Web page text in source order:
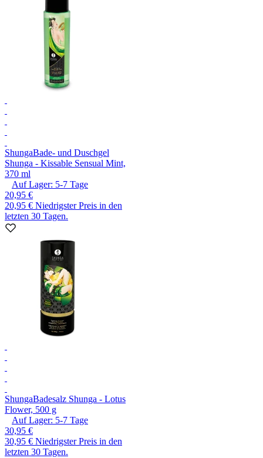
ShungaBade- und Duschgel
Shunga - Kissable Sensual Mint,
370 ml
Auf Lager: 5-7 Tage
20,95 €
20,95 € Niedrigster Preis in den
letzten 30 Tagen.
ShungaBadesalz Shunga - Lotus
Flower, 500 g
Auf Lager: 5-7 Tage
30,95 €
30,95 € Niedrigster Preis in den
letzten 30 Tagen.